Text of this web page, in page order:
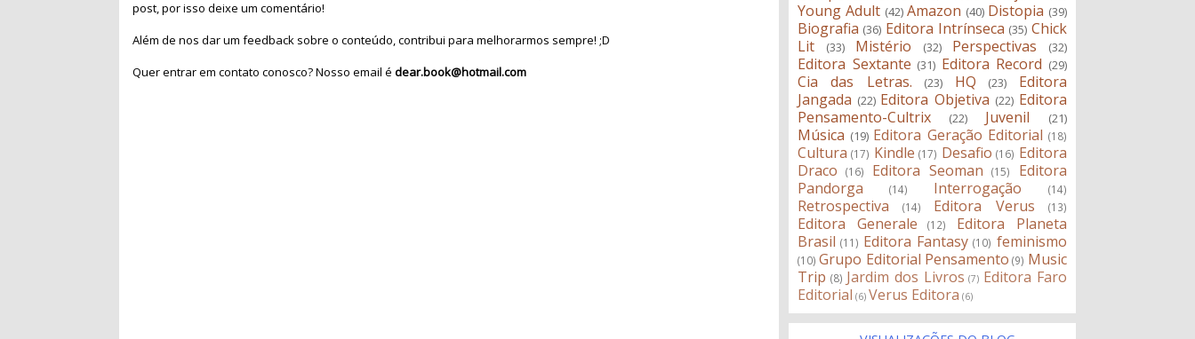
post, por isso deixe um comentário!
Além de nos dar um feedback sobre o conteúdo, contribui para melhorarmos sempre! ;D
Quer entrar em contato conosco? Nosso email édear.book@hotmail.com
Young Adult (42) Amazon (40) Distopia (39)
Biografia (36) Editora Intrínseca (35) Chick
Lit
(33) Mistério (32) Perspectivas (32)
Editora Sextante (31) Editora Record (29)
Cia das Letras. (23) HQ (23)
Editora
Jangada (22) Editora Objetiva (22) Editora
Pensamento-Cultrix
(22) Juvenil (21)
Música (19) Editora Geração Editorial (18)
Cultura (17) Kindle (17) Desafio (16) Editora
Draco
(16) Editora Seoman (15)
Editora
Pandorga
(14) Interrogação (14)
Retrospectiva (14) Editora Verus (13)
Editora Generale (12)
Editora Planeta
Brasil (11) Editora Fantasy (10) feminismo
(10) Grupo Editorial Pensamento (9) Music
Trip (8) Jardim dos Livros (7) Editora Faro
Editorial (6) Verus Editora (6)